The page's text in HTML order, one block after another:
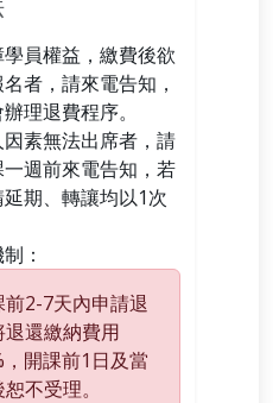
員權益，繳費後欲
者，請來電告知，
理退費程序。
素無法出席者，請
週前來電告知，若
期、轉讓均以1次
：
前2-7天內申請退
退還繳納費用
，開課前1日及當
不受理。